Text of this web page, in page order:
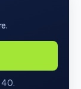
40.